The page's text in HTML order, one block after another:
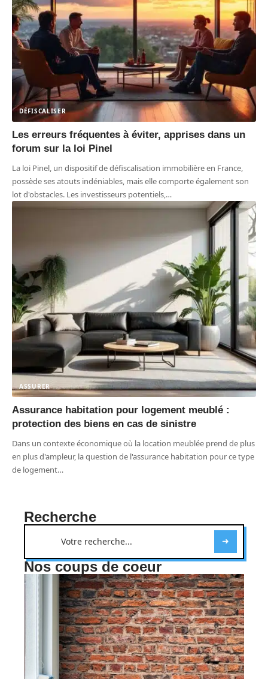
DÉFISCALISER
Les erreurs fréquentes à éviter, apprises dans un
forum sur la loi Pinel
La loi Pinel, un dispositif de défiscalisation immobilière en France,
possède ses atouts indéniables, mais elle comporte également son
lot d'obstacles. Les investisseurs potentiels,…
ASSURER
Assurance habitation pour logement meublé :
protection des biens en cas de sinistre
Dans un contexte économique où la location meublée prend de plus
en plus d'ampleur, la question de l'assurance habitation pour ce type
de logement…
Recherche
Nos coups de coeur